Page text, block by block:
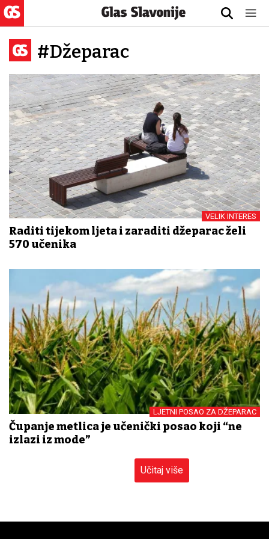
#Džeparac
VELIK INTERES
Raditi tijekom ljeta i zaraditi džeparac želi
570 učenika
LJETNI POSAO ZA DŽEPARAC
Čupanje metlica je učenički posao koji “ne
izlazi iz mode”
Učitaj više